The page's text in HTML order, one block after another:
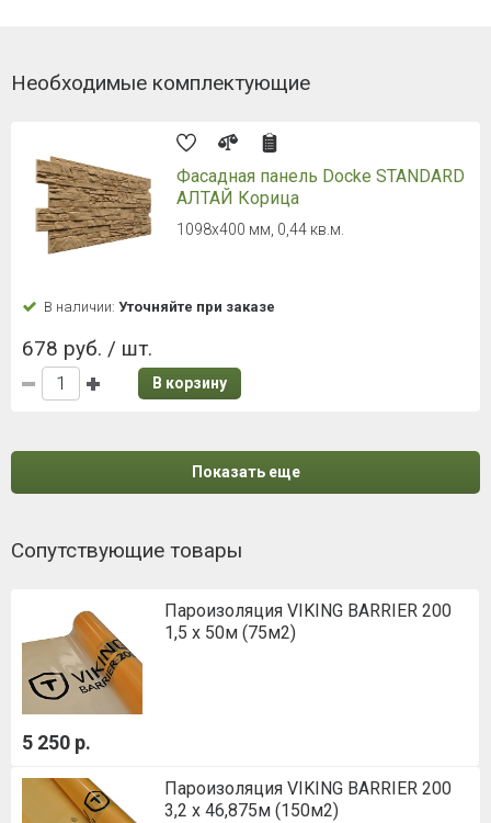
Необходимые комплектующие
Фасадная панель Docke STANDARD
АЛТАЙ Корица
1098х400 мм, 0,44 кв.м.
В наличии: Уточняйте при заказе
678 руб. / шт.
В корзину
Показать еще
Сопутствующие товары
Пароизоляция VIKING BARRIER 200
1,5 х 50м (75м2)
5 250 р.
Пароизоляция VIKING BARRIER 200
3,2 х 46,875м (150м2)